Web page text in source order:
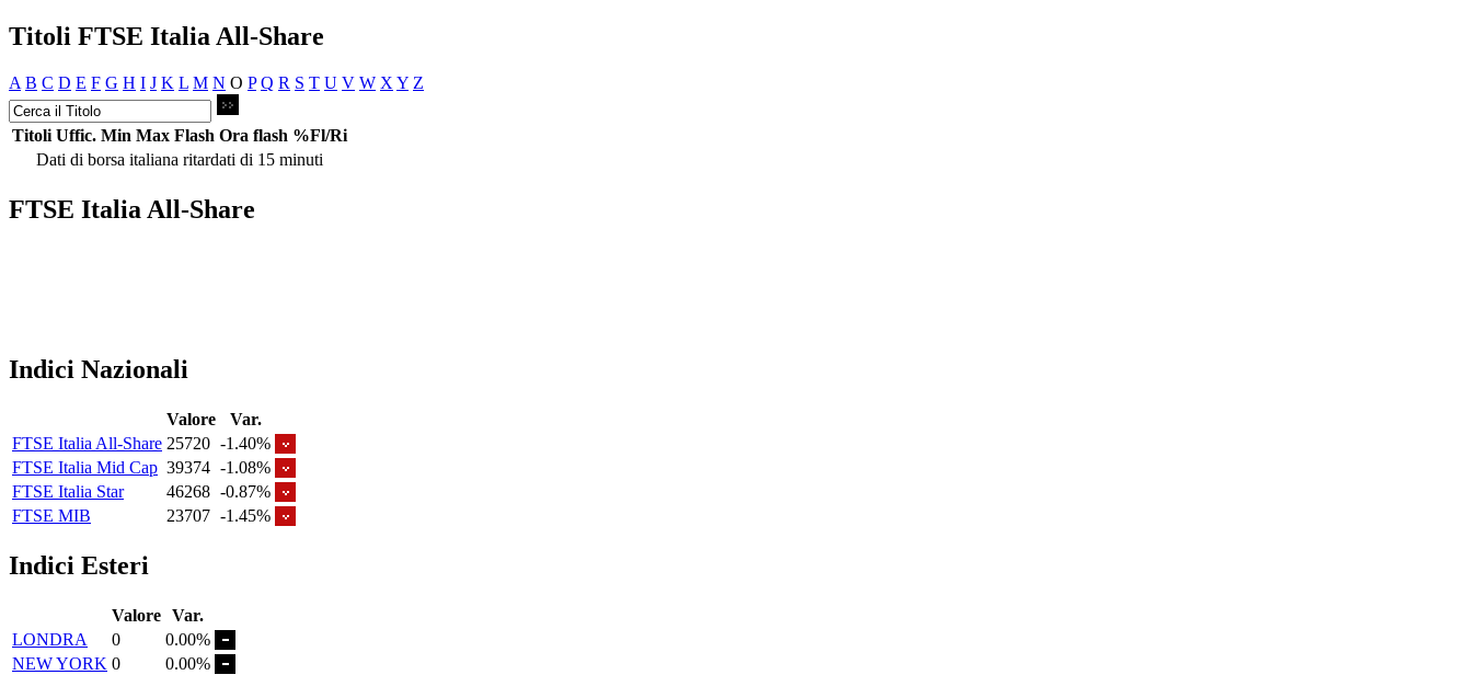
Titoli FTSE Italia All-Share
A B C D E F G H I J K L M N O P Q R S T U V W X Y Z
Titoli Uffic. Min Max Flash Ora flash %Fl/Ri
Dati di borsa italiana ritardati di 15 minuti
FTSE Italia All-Share
Indici Nazionali
Valore
Var.
FTSE Italia All-Share 25720 -1.40%
FTSE Italia Mid Cap 39374 -1.08%
FTSE Italia Star
46268 -0.87%
FTSE MIB
23707 -1.45%
Indici Esteri
Valore Var.
LONDRA
0
0.00%
NEW YORK 0
0.00%